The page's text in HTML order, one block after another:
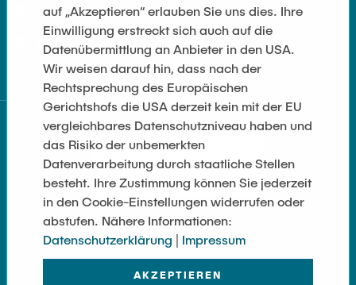
Merchandise-Shop
Cookie-Einstellungen
auf „Akzeptieren“ erlauben Sie uns dies. Ihre
Einwilligung erstreckt sich auch auf die
Datenübermittlung an Anbieter in den USA.
Wir weisen darauf hin, dass nach der
Rechtsprechung des Europäischen
Gerichtshofs die USA derzeit kein mit der EU
vergleichbares Datenschutzniveau haben und
das Risiko der unbemerkten
Datenverarbeitung durch staatliche Stellen
besteht. Ihre Zustimmung können Sie jederzeit
in den Cookie-Einstellungen widerrufen oder
abstufen. Nähere Informationen:
Datenschutzerklärung | Impressum
AKZEPTIEREN